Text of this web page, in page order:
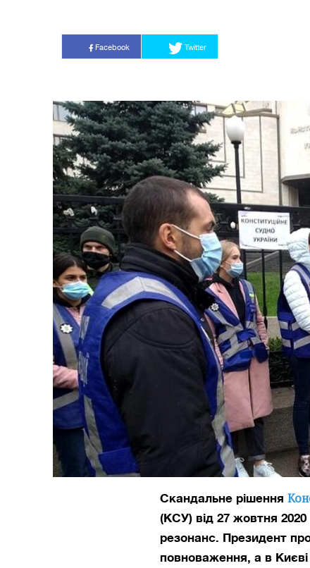
Facebook Twitter
Скандальне рішення
(КСУ) від 27 жовтня
резонанс. Президент
повноваження, а в